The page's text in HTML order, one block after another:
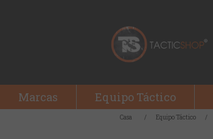
Marcas Equipo Táctico
Casa / Equipo Táctico /